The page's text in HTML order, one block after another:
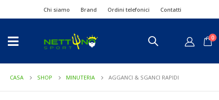
Chi siamo Brand Ordini telefonici Contatti
0
CASA SHOP MINUTERIA AGGANCI & SGANCI RAPIDI